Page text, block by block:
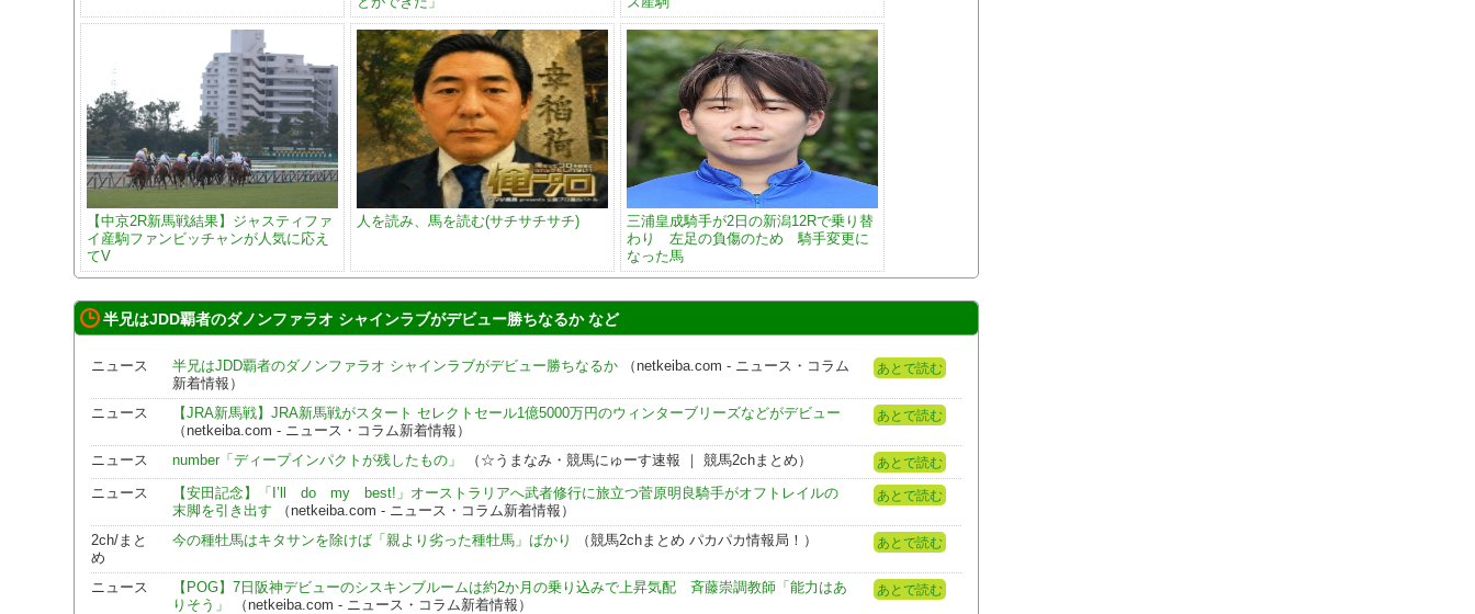
【中京2R新馬戦結果】ジャスティファ
イ産駒ファンビッチャンが人気に応え
てV
人を読み、馬を読む(サチサチサチ)
三浦皇成騎手が2日の新潟12Rで乗り替
わり 左足の負傷のため 騎手変更に
なった馬
半兄はJDD覇者のダノンファラオ シャインラブがデビュー勝ちなるか など
ニュース 半兄はJDD覇者のダノンファラオ シャインラブがデビュー勝ちなるか（netkeiba.com - ニュース・コラム
新着情報）
あとで読む
ニュース
【JRA新馬戦】JRA新馬戦がスタート セレクトセール1億5000万円のウィンターブリーズなどがデビュー
（netkeiba.com - ニュース・コラム新着情報）
あとで読む
ニュース number「ディープインパクトが残したもの」 （☆うまなみ・競馬にゅーす速報 ｜ 競馬2chまとめ） あとで読む
ニュース
【安田記念】「I’ll do my best!」オーストラリアへ武者修行に旅立つ菅原明良騎手がオフトレイルの
末脚を引き出す （netkeiba.com - ニュース・コラム新着情報）
あとで読む
2ch/まと
め
今の種牡馬はキタサンを除けば「親より劣った種牡馬」ばかり （競馬2chまとめ パカパカ情報局！） あとで読む
ニュース
【POG】7日阪神デビューのシスキンブルームは約2か月の乗り込みで上昇気配 斉藤崇調教師「能力はあ
りそう」
（netkeiba.com - ニュース・コラム新着情報）
あとで読む